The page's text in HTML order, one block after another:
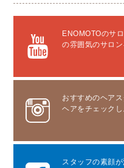
ENOMOTOのサ
の雰囲気のサロン
おすすめのヘア
ヘアをチェックし
スタッフの素顔